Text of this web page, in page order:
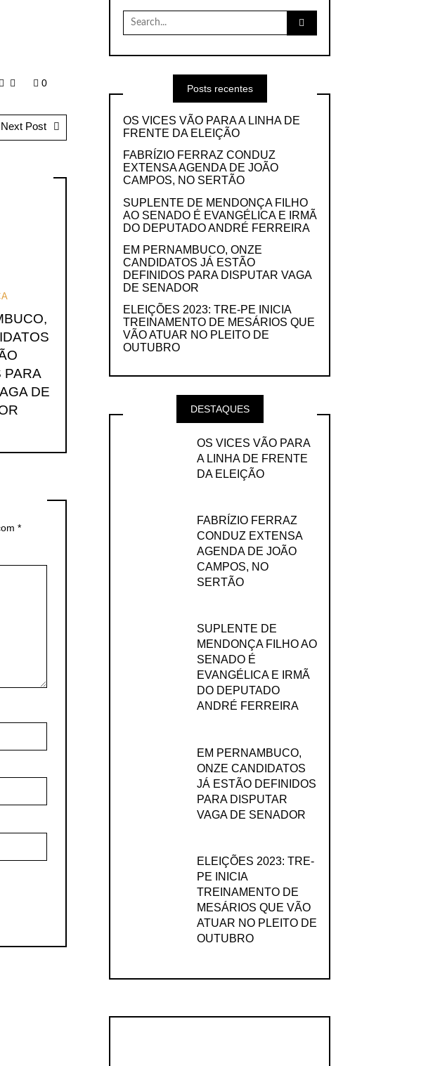
0
Next Post
PARA
DE
*
Search
for:
Posts recentes
OS VICES VÃO PARA A LINHA DE
FRENTE DA ELEIÇÃO
FABRÍZIO FERRAZ CONDUZ
EXTENSA AGENDA DE JOÃO
CAMPOS, NO SERTÃO
SUPLENTE DE MENDONÇA FILHO
AO SENADO É EVANGÉLICA E IRMÃ
DO DEPUTADO ANDRÉ FERREIRA
EM PERNAMBUCO, ONZE
CANDIDATOS JÁ ESTÃO
DEFINIDOS PARA DISPUTAR VAGA
DE SENADOR
ELEIÇÕES 2023: TRE-PE INICIA
TREINAMENTO DE MESÁRIOS QUE
VÃO ATUAR NO PLEITO DE
OUTUBRO
DESTAQUES
OS VICES VÃO PARA
A LINHA DE FRENTE
DA ELEIÇÃO
FABRÍZIO FERRAZ
CONDUZ EXTENSA
AGENDA DE JOÃO
CAMPOS, NO
SERTÃO
SUPLENTE DE
MENDONÇA FILHO AO
SENADO É
EVANGÉLICA E IRMÃ
DO DEPUTADO
ANDRÉ FERREIRA
EM PERNAMBUCO,
ONZE CANDIDATOS
JÁ ESTÃO DEFINIDOS
PARA DISPUTAR
VAGA DE SENADOR
ELEIÇÕES 2023: TRE-
PE INICIA
TREINAMENTO DE
MESÁRIOS QUE VÃO
ATUAR NO PLEITO DE
OUTUBRO